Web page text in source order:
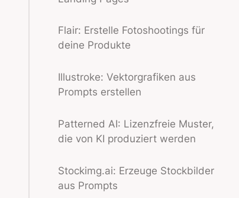
Flair: Erstelle Fotoshootings für
deine Produkte
Illustroke: Vektorgrafiken aus
Prompts erstellen
Patterned AI: Lizenzfreie Muster,
die von KI produziert werden
Stockimg.ai: Erzeuge Stockbilder
aus Prompts